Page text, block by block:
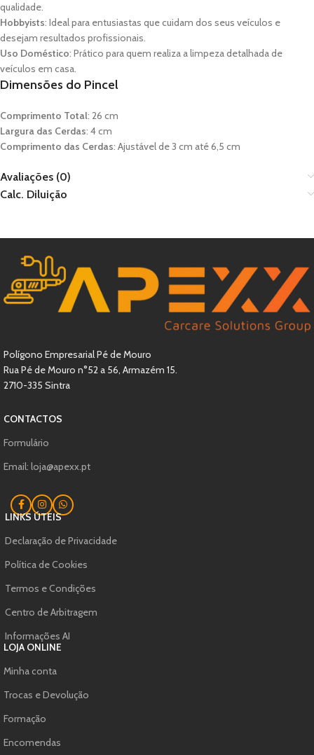
qualidade.
Hobbyists: Ideal para entusiastas que cuidam dos seus veículos e
desejam resultados profissionais.
Uso Doméstico: Prático para quem realiza a limpeza detalhada de
veículos em casa.
Dimensões do Pincel
Comprimento Total: 26 cm
Largura das Cerdas: 4 cm
Comprimento das Cerdas: Ajustável de 3 cm até 6,5 cm
Avaliações (0)
Calc. Diluição
Polígono Empresarial Pé de Mouro
Rua Pé de Mouro n°52 a 56, Armazém 15.
2710-335 Sintra
CONTACTOS
Formulário
Email: loja@apexx.pt
LINKS ÚTEIS
Declaração de Privacidade
Política de Cookies
Termos e Condições
Centro de Arbitragem
Informações AI
LOJA ONLINE
Minha conta
Trocas e Devolução
Formação
Encomendas